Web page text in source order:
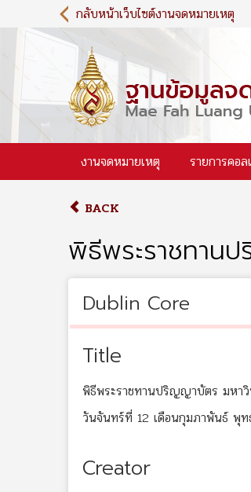
i
c
กลับหน้าเว็บไซต์งานจดหมายเหตุ
งานจดหมายเหตุ รายการคอ
BACK
พิธีพระราชทาน
Dublin Core
Title
พิธีพระราชทานปริญญาบัตร มหา
วันจันทร์ที่ 12 เดือนกุมภาพันธ์ พุท
Creator